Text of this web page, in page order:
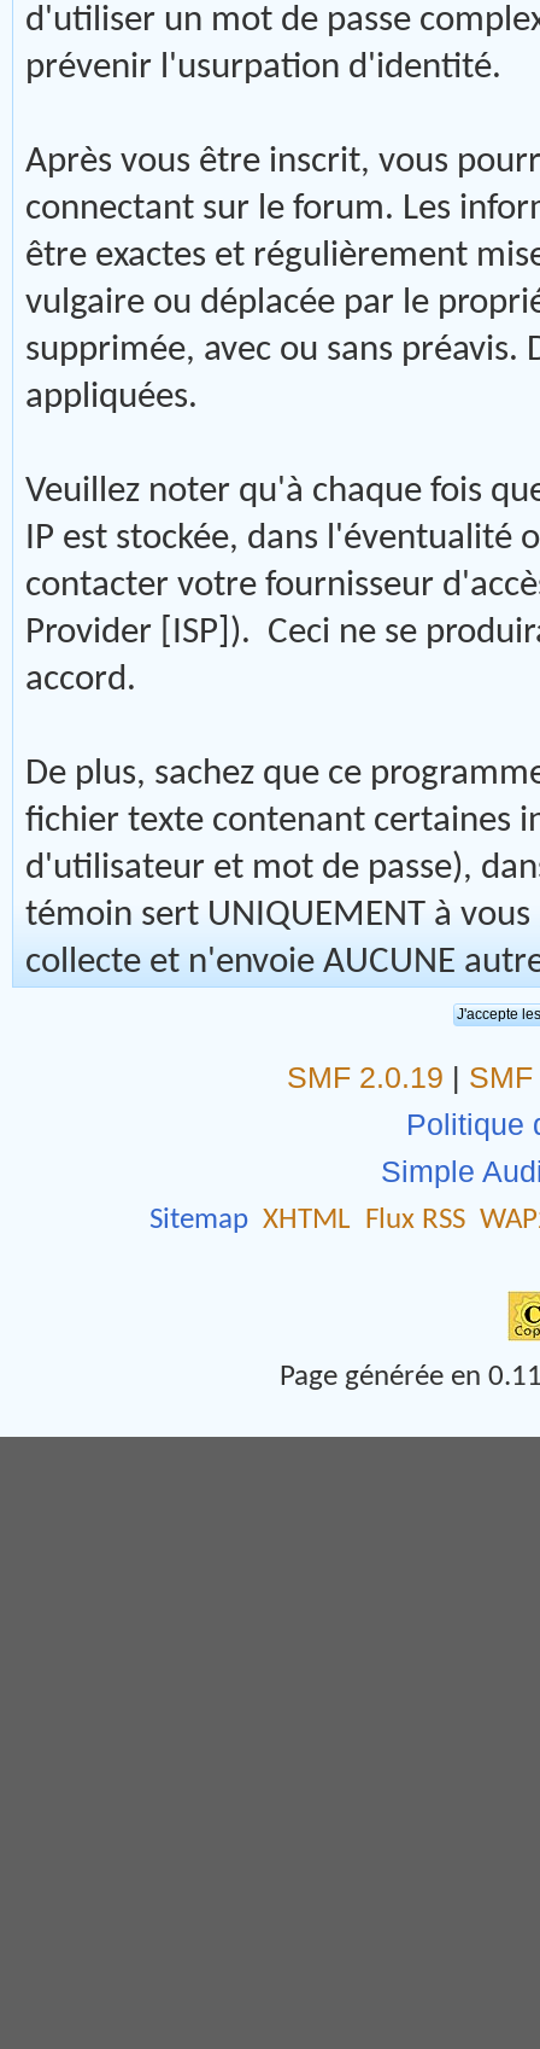
d'utiliser un mot de passe
prévenir l'usurpation d'identité.
Après vous être inscrit, vous
connectant sur le forum. Les
être exactes et régulièrement
vulgaire ou déplacée par le
supprimée, avec ou sans
appliquées.
Veuillez noter qu'à chaque fois
IP est stockée, dans l'éventualité
contacter votre fournisseur
Provider [ISP]). Ceci ne se
accord.
De plus, sachez que ce
fichier texte contenant certaines
d'utilisateur et mot de passe),
témoin sert UNIQUEMENT à
collecte et n'envoie AUCUNE
SMF 2.0.19 |
Politique
Simple
Sitemap XHTML Flux RSS
Page générée en